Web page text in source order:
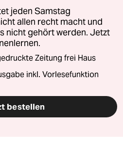
jeden Samstag
allen recht macht und
nicht gehört werden. Jetzt
Zeitung frei Haus
inkl. Vorlesefunktion
bestellen